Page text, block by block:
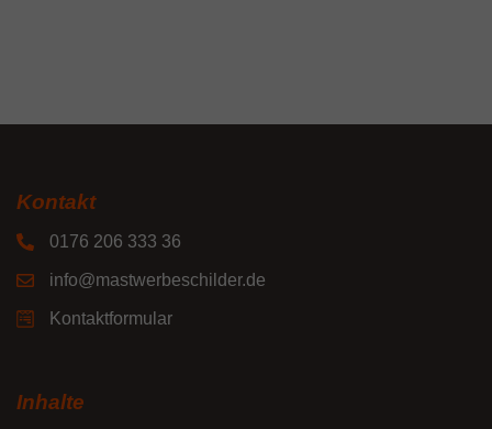
Kontakt
0176 206 333 36
info@mastwerbeschilder.de
Kontaktformular
Inhalte